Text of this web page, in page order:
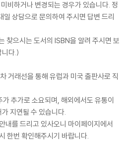
비하거나 변경되는 경우가 있습니다. 정
상담으로 문의하여 주시면 답변 드리
찾으시는 도서의 ISBN을 알려 주시면 보
니다.)
거래선을 통해 유럽과 미국 출판사로 직
추가로 소요되며, 해외에서도 유통이
지연될 수 있습니다.
내를 드리고 있사오니 마이페이지에서
한번 확인해주시기 바랍니다.